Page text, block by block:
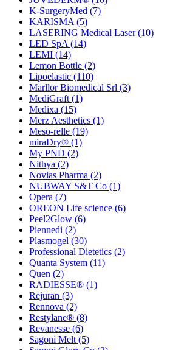
K-SurgeryMed (7)
KARISMA (5)
LASERING Medical Laser(10)
LED SpA (14)
LEMI (14)
Lemon Bottle (2)
Lipoelastic (110)
Marllor Biomedical Srl (3)
MediGraft (1)
Medixa (15)
Merz Aesthetics (1)
Meso-relle (19)
miraDry® (1)
My PND (2)
Nithya (2)
Novias Pharma (2)
NUBWAY S&T Co (1)
Opera (7)
OREON Life science (6)
Peel2Glow (6)
Piennedi (2)
Plasmogel (30)
Professional Dietetics (2)
Quanta System (11)
Quen (2)
RADIESSE® (1)
Rejuran (3)
Rennova (2)
Restylane® (8)
Revanesse (6)
Sagoni Melt (5)